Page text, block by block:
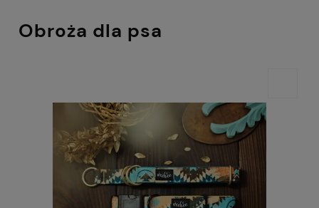
Obroża dla psa